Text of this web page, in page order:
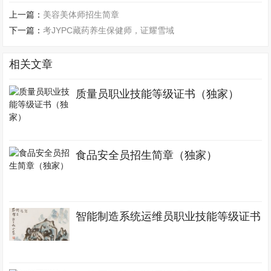
上一篇： 美容美体师招生简章
下一篇：考JYPC藏药养生保健师，证耀雪域
相关文章
质量员职业技能等级证书（独家）
食品安全员招生简章（独家）
智能制造系统运维员职业技能等级证书